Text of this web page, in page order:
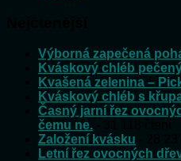
Výborná zapečená
Kváskový chléb
Kvašená zelenina –
Kváskový chléb s
Časný jarní řez
čemu ne.
Založení kvásku
Letní řez ovocných